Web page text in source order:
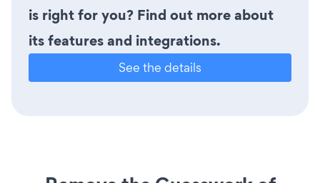
is right for you? Find out more about
its features and integrations.
See the details